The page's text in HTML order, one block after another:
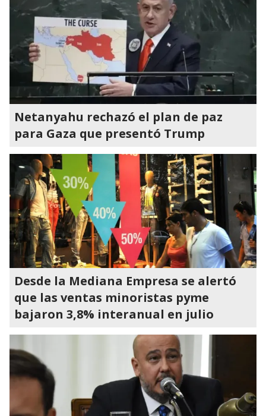
Netanyahu rechazó el plan de paz
para Gaza que presentó Trump
Desde la Mediana Empresa se alertó
que las ventas minoristas pyme
bajaron 3,8% interanual en julio